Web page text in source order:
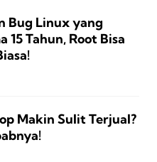
Bug Linux yang
15 Tahun, Root Bisa
Makin Sulit Terjual?